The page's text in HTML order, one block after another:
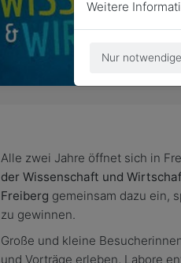
Alle zwei Jahre öffnet sich in
der Wissenschaft und
Freiberg gemeinsam dazu ein,
zu gewinnen.
Große und kleine
und Vorträge erleben, Labore
Weitere
Nur